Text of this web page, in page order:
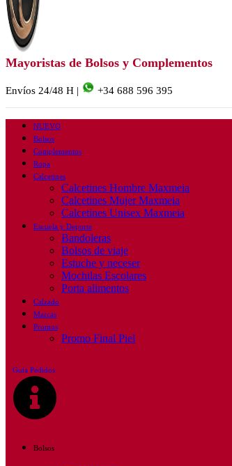
Mayoristas de Bolsos y Complementos
Envíos 24/48 H | +34 688 596 395
NUEVO
Bolsos
Complementos
Ropa
Calcetines
Calcetines Hombre Maxmeia
Calcetines Mujer Maxmeia
Calcetines Unisex Maxmeia
Escuela y Deporte
Bandoleras
Bolsos de viaje
Estuche y neceser
Mochilas Escolares
Porta alimentos
Calzado
Marcas
Promos
Promo Final Piel
Guía Pedidos
Bolsos